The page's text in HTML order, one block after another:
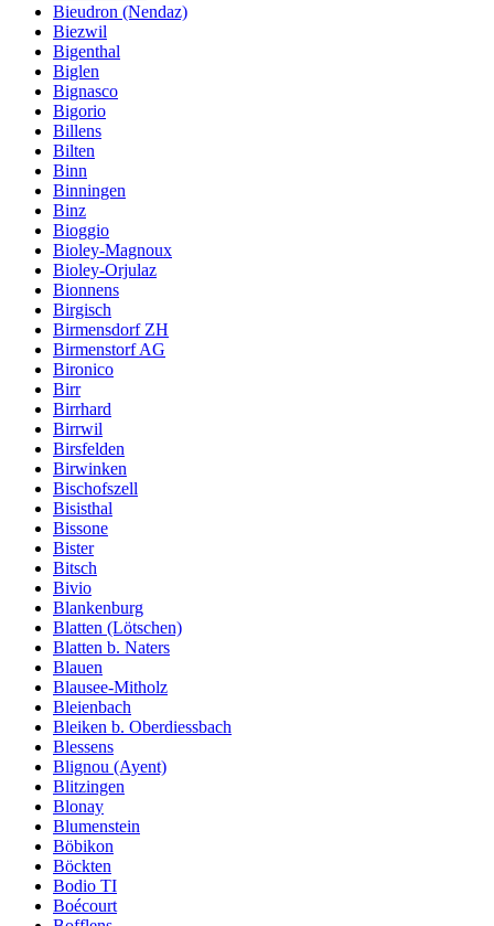
Bieudron (Nendaz)
Biezwil
Bigenthal
Biglen
Bignasco
Bigorio
Billens
Bilten
Binn
Binningen
Binz
Bioggio
Bioley-Magnoux
Bioley-Orjulaz
Bionnens
Birgisch
Birmensdorf ZH
Birmenstorf AG
Bironico
Birr
Birrhard
Birrwil
Birsfelden
Birwinken
Bischofszell
Bisisthal
Bissone
Bister
Bitsch
Bivio
Blankenburg
Blatten (Lötschen)
Blatten b. Naters
Blauen
Blausee-Mitholz
Bleienbach
Bleiken b. Oberdiessbach
Blessens
Blignou (Ayent)
Blitzingen
Blonay
Blumenstein
Böbikon
Böckten
Bodio TI
Boécourt